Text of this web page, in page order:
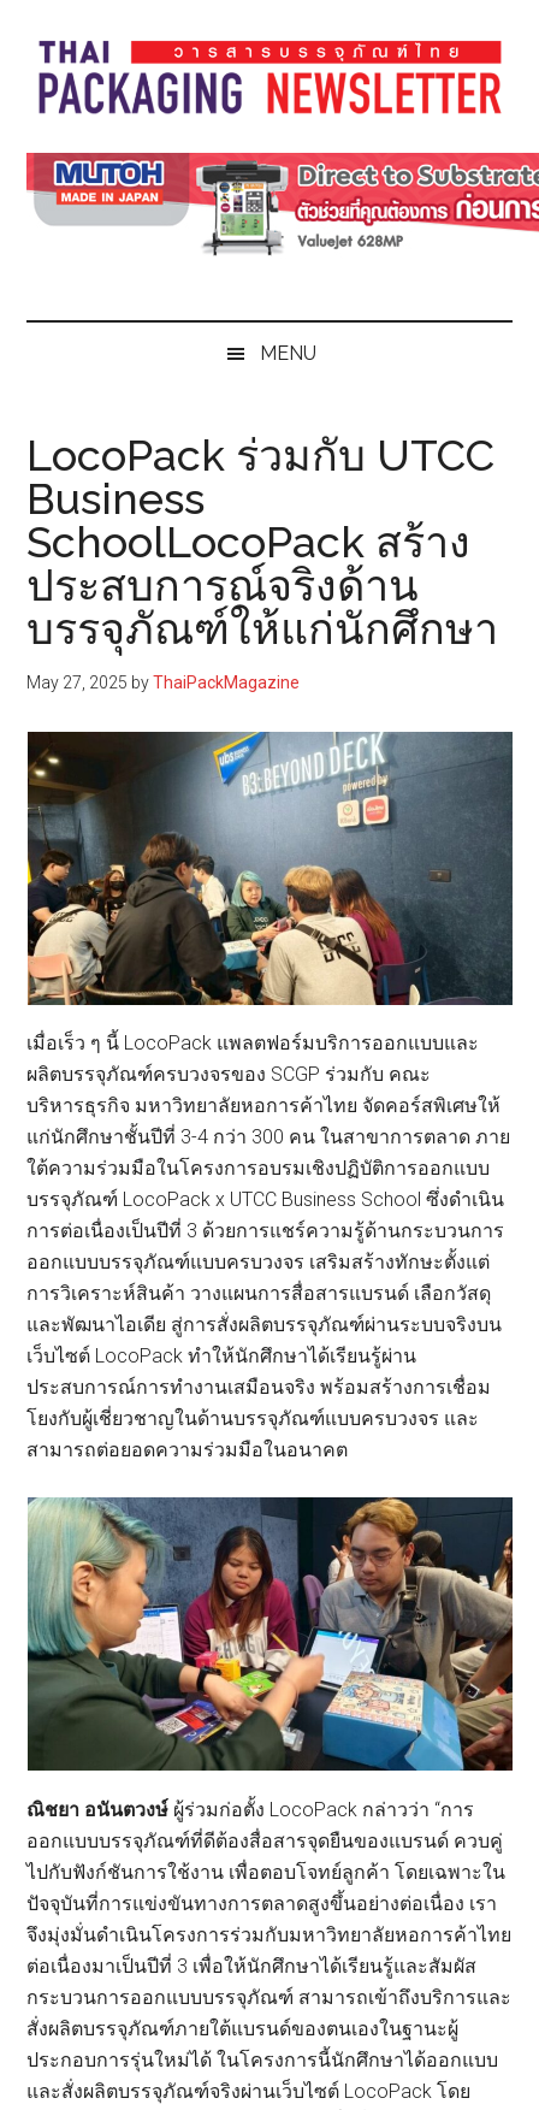
main
content
secondary
menu
primary
sidebar
footer
Thai
Pack
Magazine
Pack
Magazine
MENU
LocoPack ร่วมกับ UTCC
Business
SchoolLocoPack สร้าง
ประสบการณ์จริงด้าน
บรรจุภัณฑ์ให้แก่นักศึกษา
May 27, 2025 byThaiPackMagazine
เมื่อเร็ว ๆ นี้ LocoPack แพลตฟอร์มบริการออกแบบและ
ผลิตบรรจุภัณฑ์ครบวงจรของ SCGP ร่วมกับ คณะ
บริหารธุรกิจ มหาวิทยาลัยหอการค้าไทย จัดคอร์สพิเศษให้
แก่นักศึกษาชั้นปีที่ 3-4 กว่า 300 คน ในสาขาการตลาด ภาย
ใต้ความร่วมมือในโครงการอบรมเชิงปฏิบัติการออกแบบ
บรรจุภัณฑ์ LocoPack x UTCC Business School ซึ่งดำเนิน
การต่อเนื่องเป็นปีที่ 3 ด้วยการแชร์ความรู้ด้านกระบวนการ
ออกแบบบรรจุภัณฑ์แบบครบวงจร เสริมสร้างทักษะตั้งแต่
การวิเคราะห์สินค้า วางแผนการสื่อสารแบรนด์ เลือกวัสดุ
และพัฒนาไอเดีย สู่การสั่งผลิตบรรจุภัณฑ์ผ่านระบบจริงบน
เว็บไซต์ LocoPack ทำให้นักศึกษาได้เรียนรู้ผ่าน
ประสบการณ์การทำงานเสมือนจริง พร้อมสร้างการเชื่อม
โยงกับผู้เชี่ยวชาญในด้านบรรจุภัณฑ์แบบครบวงจร และ
สามารถต่อยอดความร่วมมือในอนาคต
ณิชยา อนันตวงษ์ ผู้ร่วมก่อตั้ง LocoPack กล่าวว่า “การ
ออกแบบบรรจุภัณฑ์ที่ดีต้องสื่อสารจุดยืนของแบรนด์ ควบคู่
ไปกับฟังก์ชันการใช้งาน เพื่อตอบโจทย์ลูกค้า โดยเฉพาะใน
ปัจจุบันที่การแข่งขันทางการตลาดสูงขึ้นอย่างต่อเนื่อง เรา
จึงมุ่งมั่นดำเนินโครงการร่วมกับมหาวิทยาลัยหอการค้าไทย
ต่อเนื่องมาเป็นปีที่ 3 เพื่อให้นักศึกษาได้เรียนรู้และสัมผัส
กระบวนการออกแบบบรรจุภัณฑ์ สามารถเข้าถึงบริการและ
สั่งผลิตบรรจุภัณฑ์ภายใต้แบรนด์ของตนเองในฐานะผู้
ประกอบการรุ่นใหม่ได้ ในโครงการนี้นักศึกษาได้ออกแบบ
และสั่งผลิตบรรจุภัณฑ์จริงผ่านเว็บไซต์ LocoPack โดย